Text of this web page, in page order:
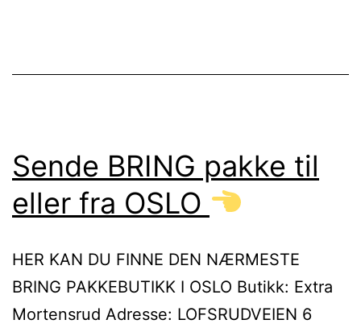
Sende BRING pakke til
eller fra OSLO
HER KAN DU FINNE DEN NÆRMESTE
BRING PAKKEBUTIKK I OSLO Butikk: Extra
Mortensrud Adresse: LOFSRUDVEIEN 6